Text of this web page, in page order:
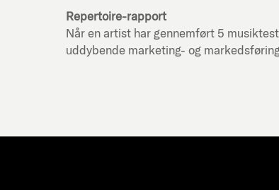
Repertoire-rapport
Når en artist har gennemført 5
uddybende marketing- og